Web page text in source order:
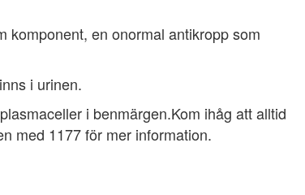
komponent, en onormal antikropp som
i urinen.
i benmärgen.Kom ihåg att alltid
med 1177 för mer information.